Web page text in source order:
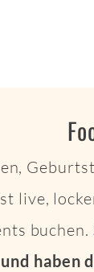
live,
buchen.
haben